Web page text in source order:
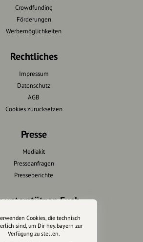
Crowdfunding
Förderungen
Werbemöglichkeiten
Rechtliches
Impressum
Datenschutz
AGB
Cookies zurücksetzen
Presse
Mediakit
Presseanfragen
Presseberichte
unterstützen Euch
Fotografie & mehr
Marketing
Cookies, die technisch
sind, um Dir hey.bayern zur
Verfügung zu stellen.